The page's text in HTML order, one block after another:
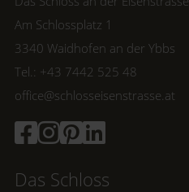
Am Schlossplatz 1
3340 Waidhofen an der Ybbs
Tel.: +43 7442 525 48
office@schlosseisenstrasse.at
Das Schloss